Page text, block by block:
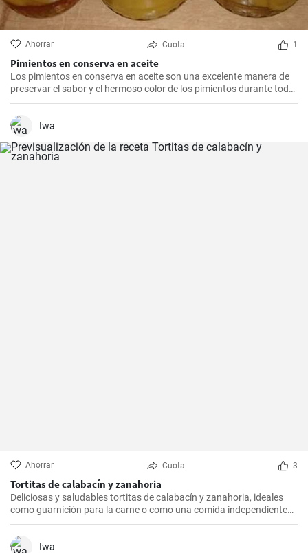
Ahorrar Cuota 1
Pimientos en conserva en aceite
Los pimientos en conserva en aceite son una excelente manera de
preservar el sabor y el hermoso color de los pimientos durante todo
el año.
Iwa
Ahorrar Cuota 3
Tortitas de calabacín y zanahoria
Deliciosas y saludables tortitas de calabacín y zanahoria, ideales
como guarnición para la carne o como una comida independiente
con ensalada. La preparación es sencilla y rápida.
Iwa